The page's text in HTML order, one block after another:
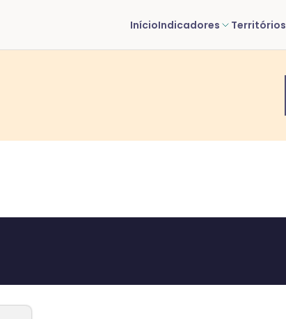
InícioIndicadores Territórios